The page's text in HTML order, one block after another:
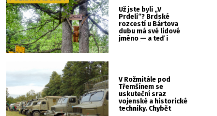
Už jste byli „V
Prdeli“? Brdské
rozcestí u Bártova
dubu má své lidové
jméno — a teď i
V Rožmitále pod
Třemšínem se
uskuteční sraz
vojenské a historické
techniky. Chybět